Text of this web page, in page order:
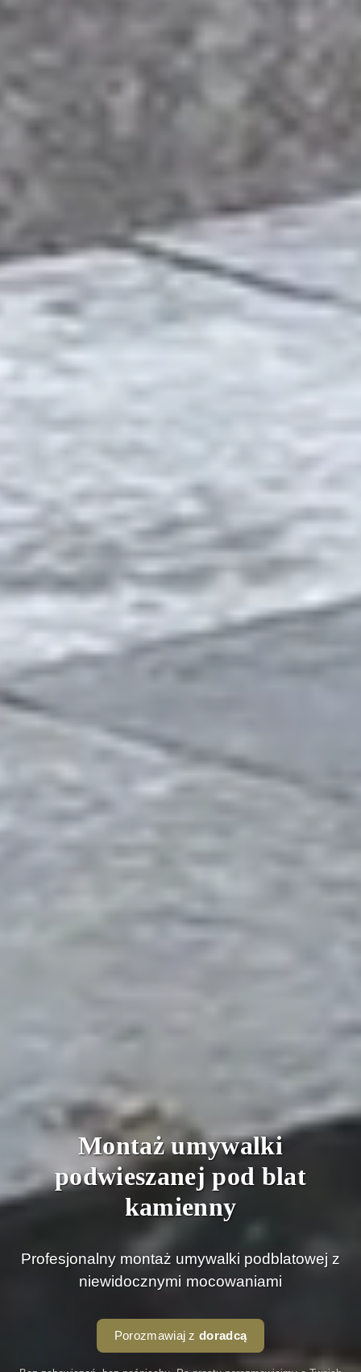
Montaż umywalki
podwieszanej pod blat
kamienny
Profesjonalny montaż umywalki podblatowej z
niewidocznymi mocowaniami
Porozmawiaj zdoradcą